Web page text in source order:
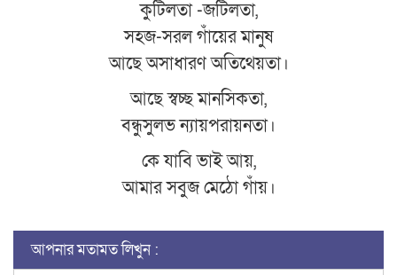
কুটিলতা -জটিলতা,
সহজ-সরল গাঁয়ের মানুষ
আছে অসাধারণ অতিথেয়তা।
আছে স্বচ্ছ মানসিকতা,
বন্ধুসুলভ ন্যায়পরায়নতা।
কে যাবি ভাই আয়,
আমার সবুজ মেঠো গাঁয়।
আপনার মতামত লিখুন :